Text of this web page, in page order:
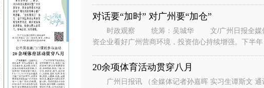
对话要“加时” 对广州要“加仓”
时政观察 统筹：吴城华 文/广州日报全媒体
资企业看好广州营商环境，投资信心持续增强。下半
20余项体育活动贯穿八月
广州日报讯 （全媒体记者孙嘉晖 实习生谭斯文 通